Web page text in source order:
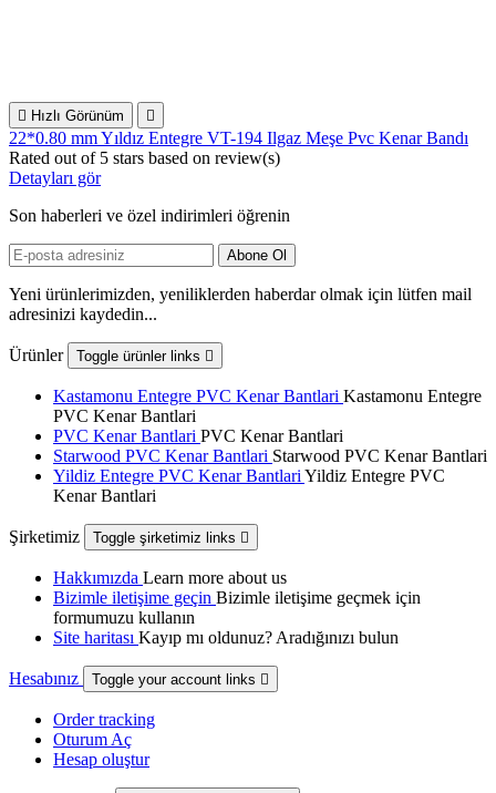
 Hızlı Görünüm 
22*0.80 mm Yıldız Entegre VT-194 Ilgaz Meşe Pvc Kenar Bandı
Rated out of 5 stars based on review(s)
Detayları gör
Son haberleri ve özel indirimleri öğrenin
Yeni ürünlerimizden, yeniliklerden haberdar olmak için lütfen mail
adresinizi kaydedin...
Ürünler Toggle ürünler links 
Kastamonu Entegre PVC Kenar Bantlari Kastamonu Entegre
PVC Kenar Bantlari
PVC Kenar Bantlari PVC Kenar Bantlari
Starwood PVC Kenar Bantlari Starwood PVC Kenar Bantlari
Yildiz Entegre PVC Kenar Bantlari Yildiz Entegre PVC
Kenar Bantlari
Şirketimiz Toggle şirketimiz links 
Hakkımızda Learn more about us
Bizimle iletişime geçin Bizimle iletişime geçmek için
formumuzu kullanın
Site haritası Kayıp mı oldunuz? Aradığınızı bulun
Hesabınız Toggle your account links 
Order tracking
Oturum Aç
Hesap oluştur